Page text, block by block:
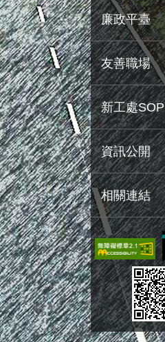
廉政平臺
友善職場
新工處SOP
資訊公開
相關連結